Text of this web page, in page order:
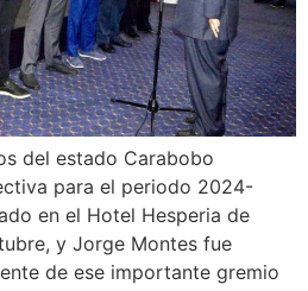
del estado Carabobo
para el periodo 2024-
en el Hotel Hesperia de
y Jorge Montes fue
de ese importante gremio